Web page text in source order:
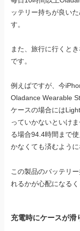
ッテリー持ちが良い
す。
また、旅行に行くと
です。
例えばですが、今
Oladance Wearable
ケースの場合には
っていかないといけ
る場合94.4時間まで
かなくても済むように
この製品のバッテリ
れるかが心配になるく
充電時にケースが滑